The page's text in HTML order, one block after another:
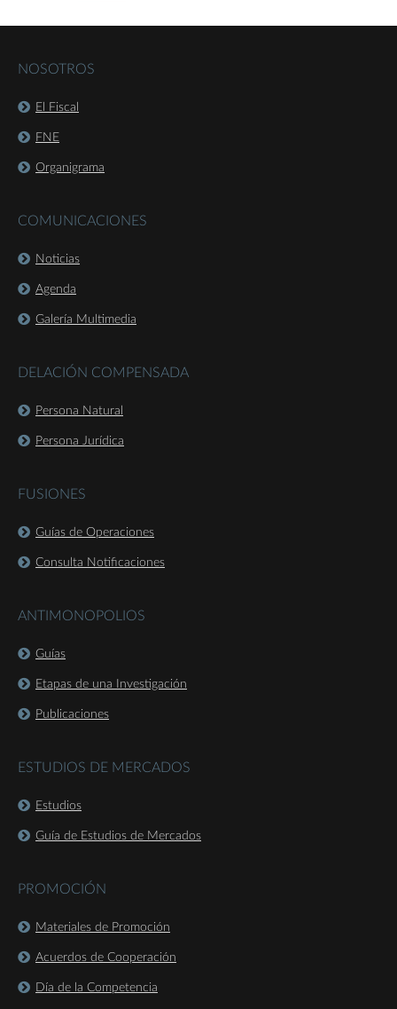
NOSOTROS
El Fiscal
FNE
Organigrama
COMUNICACIONES
Noticias
Agenda
Galería Multimedia
DELACIÓN COMPENSADA
Persona Natural
Persona Jurídica
FUSIONES
Guías de Operaciones
Consulta Notificaciones
ANTIMONOPOLIOS
Guías
Etapas de una Investigación
Publicaciones
ESTUDIOS DE MERCADOS
Estudios
Guía de Estudios de Mercados
PROMOCIÓN
Materiales de Promoción
Acuerdos de Cooperación
Día de la Competencia